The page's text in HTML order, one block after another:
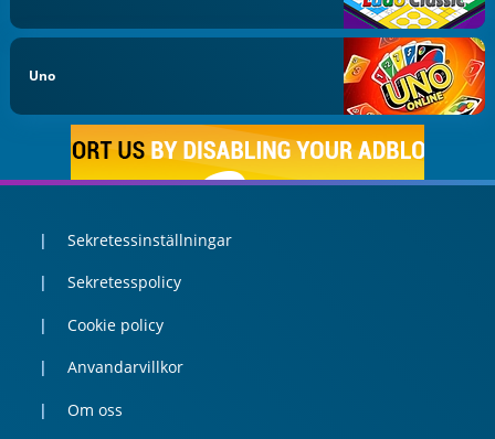
Uno
Sekretessinställningar
Sekretesspolicy
Cookie policy
Anvandarvillkor
Om oss